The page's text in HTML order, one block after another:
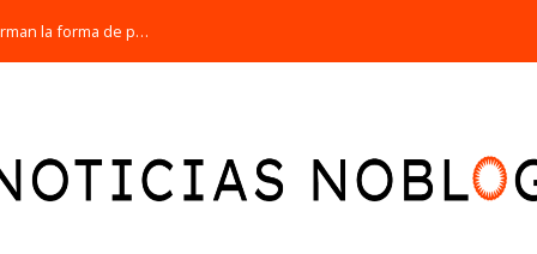
Los 10 animales con sentidos que transforman la forma de percibir el mundo